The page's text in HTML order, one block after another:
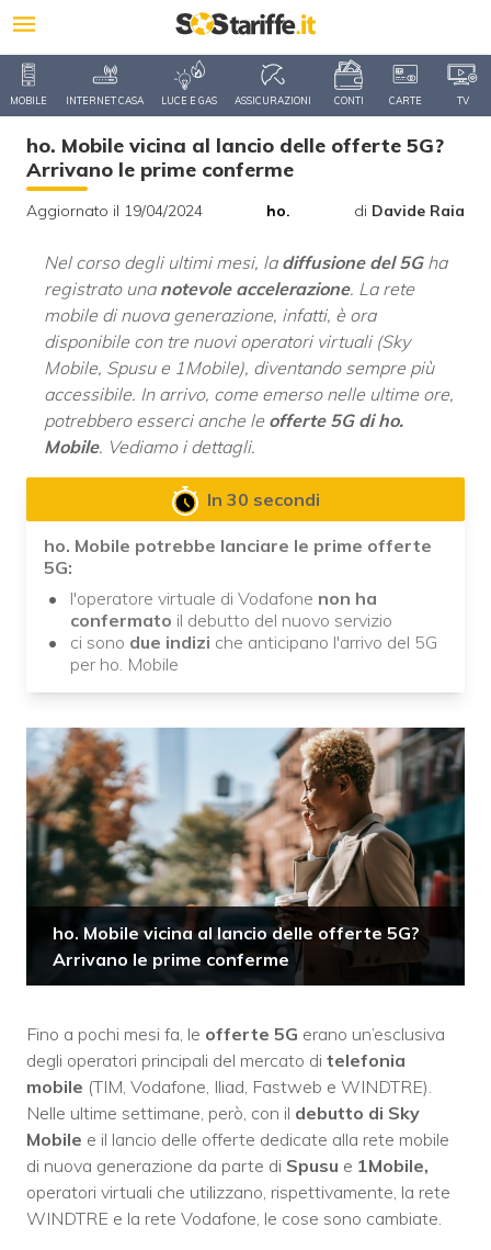
MOBILE INTERNET CASA LUCE E GAS ASSICURAZIONI CONTI CARTE TV
ho. Mobile vicina al lancio delle offerte 5G?
Arrivano le prime conferme
Aggiornato il 19/04/2024 ho. di Davide Raia
Nel corso degli ultimi mesi, ladiffusione del 5Gha
registrato una notevole accelerazione. La rete
mobile di nuova generazione, infatti, è ora
disponibile con tre nuovi operatori virtuali (Sky
Mobile, Spusu e 1Mobile), diventando sempre più
accessibile. In arrivo, come emerso nelle ultime ore,
potrebbero esserci anche le offerte 5G di ho.
Mobile. Vediamo i dettagli.
In 30 secondi
ho. Mobile potrebbe lanciare le prime offerte
5G:
l'operatore virtuale di Vodafone non ha
confermato il debutto del nuovo servizio
ci sono due indizi che anticipano l'arrivo del 5G
per ho. Mobile
ho. Mobile vicina al lancio delle offerte 5G?
Arrivano le prime conferme
Fino a pochi mesi fa, le offerte 5G erano un’esclusiva
degli operatori principali del mercato di telefonia
mobile (TIM, Vodafone, Iliad, Fastweb e WINDTRE).
Nelle ultime settimane, però, con il debutto di Sky
Mobile e il lancio delle offerte dedicate alla rete mobile
di nuova generazione da parte di Spusu e 1Mobile,
operatori virtuali che utilizzano, rispettivamente, la rete
WINDTRE e la rete Vodafone, le cose sono cambiate.